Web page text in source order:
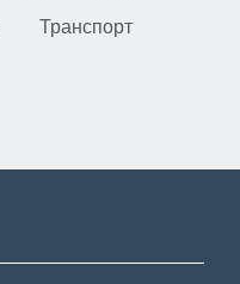
Транспорт